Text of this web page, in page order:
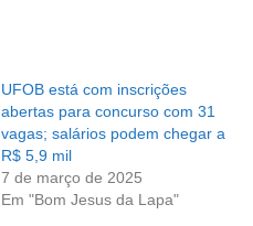
UFOB está com inscrições
abertas para concurso com 31
vagas; salários podem chegar a
R$ 5,9 mil
7 de março de 2025
Em "Bom Jesus da Lapa"